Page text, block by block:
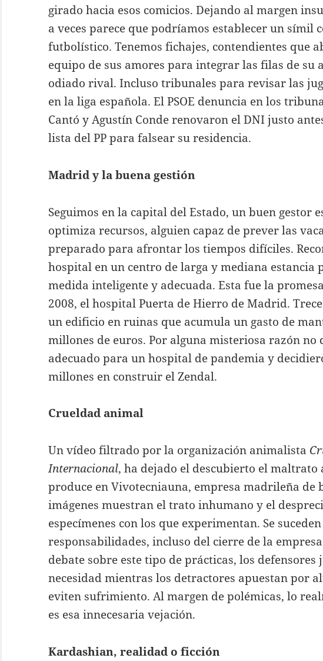
girado hacia esos comicios. Dejando al margen
a veces parece que podríamos establecer un símil
futbolístico. Tenemos fichajes, contendientes que
equipo de sus amores para integrar las filas de su
odiado rival. Incluso tribunales para revisar las
en la liga española. El PSOE denuncia en los
Cantó y Agustín Conde renovaron el DNI justo
lista del PP para falsear su residencia.
Madrid y la buena gestión
Seguimos en la capital del Estado, un buen gestor
optimiza recursos, alguien capaz de prever las
preparado para afrontar los tiempos difíciles.
hospital en un centro de larga y mediana estancia
medida inteligente y adecuada. Esta fue la
2008, el hospital Puerta de Hierro de Madrid. Trece
un edificio en ruinas que acumula un gasto de
millones de euros. Por alguna misteriosa razón no
adecuado para un hospital de pandemia y
millones en construir el Zendal.
Crueldad animal
Un vídeo filtrado por la organización animalista
Internacional, ha dejado el descubierto el maltrato
produce en Vivotecniauna, empresa madrileña de
imágenes muestran el trato inhumano y el
especímenes con los que experimentan. Se
responsabilidades, incluso del cierre de la
debate sobre este tipo de prácticas, los defensores
necesidad mientras los detractores apuestan por
eviten sufrimiento. Al margen de polémicas, lo
es esa innecesaria vejación.
Kardashian, realidad o ficción